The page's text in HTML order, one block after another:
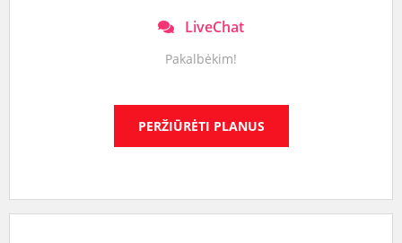
LiveChat
Pakalbėkim!
PERŽIŪRĖTI PLANUS